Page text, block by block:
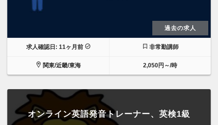
過去の求人
求人確認日: 11ヶ月前 非常勤講師
関東/近畿/東海 2,050円～/時
オンライン英語発音トレーナー、英検1級